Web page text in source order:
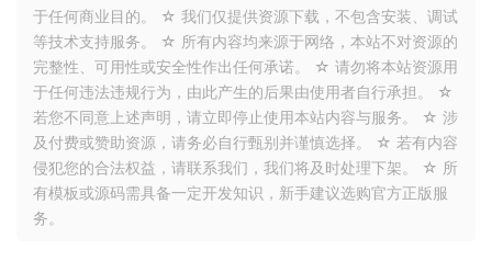
于任何商业目的。 ☆ 我们仅提供资源下载，不包含安装、调试
等技术支持服务。 ☆ 所有内容均来源于网络，本站不对资源的
完整性、可用性或安全性作出任何承诺。 ☆ 请勿将本站资源用
于任何违法违规行为，由此产生的后果由使用者自行承担。 ☆
若您不同意上述声明，请立即停止使用本站内容与服务。 ☆ 涉
及付费或赞助资源，请务必自行甄别并谨慎选择。 ☆ 若有内容
侵犯您的合法权益，请联系我们，我们将及时处理下架。 ☆ 所
有模板或源码需具备一定开发知识，新手建议选购官方正版服
务。